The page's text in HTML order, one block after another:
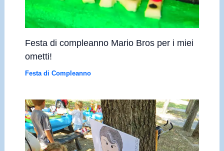
Festa di compleanno Mario Bros per i miei
ometti!
Festa di Compleanno